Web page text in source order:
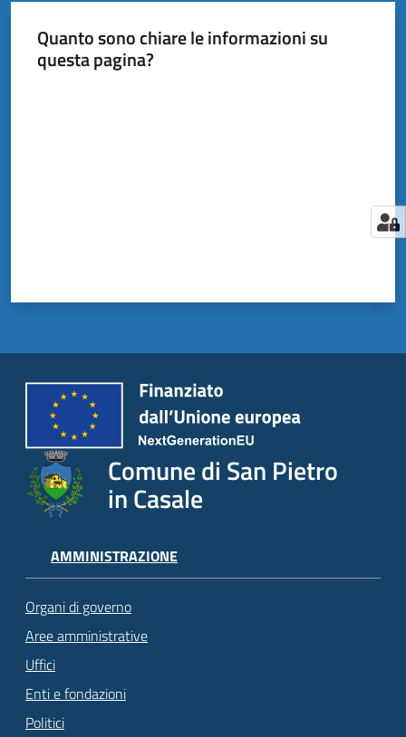
Quanto sono chiare le informazioni su
questa pagina?
Comune di San Pietro
in Casale
AMMINISTRAZIONE
Organi di governo
Aree amministrative
Uffici
Enti e fondazioni
Politici